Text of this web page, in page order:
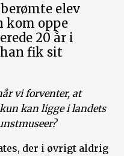
elev
kom oppe
20 år i
fik sit
vi forventer, at
kan ligge i landets
der i øvrigt aldrig